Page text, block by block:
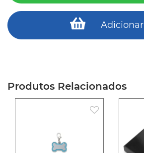
Adicionar
Produtos Relacionados